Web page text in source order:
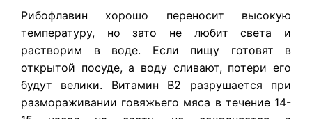
Рибофлавин хорошо переносит высокую
температуру, но зато не любит света и
растворим в воде. Если пищу готовят в
открытой посуде, а воду сливают, потери его
будут велики. Витамин В2 разрушается при
размораживании говяжьего мяса в течение 14-